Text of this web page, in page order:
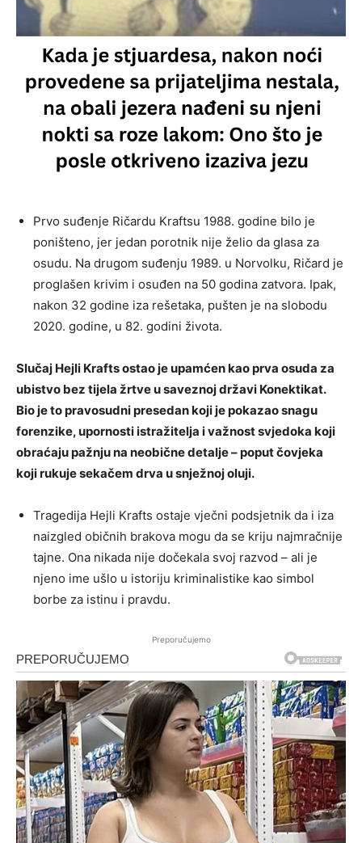
Prvo suđenje Ričardu Kraftsu 1988. godine bilo je
poništeno, jer jedan porotnik nije želio da glasa za
osudu. Na drugom suđenju 1989. u Norvolku, Ričard je
proglašen krivim i osuđen na 50 godina zatvora. Ipak,
nakon 32 godine iza rešetaka, pušten je na slobodu
2020. godine, u 82. godini života.
Slučaj Hejli Krafts ostao je upamćen kao prva osuda za
ubistvo bez tijela žrtve u saveznoj državi Konektikat.
Bio je to pravosudni presedan koji je pokazao snagu
forenzike, upornosti istražitelja i važnost svjedoka koji
obraćaju pažnju na neobične detalje – poput čovjeka
koji rukuje sekačem drva u snježnoj oluji.
Tragedija Hejli Krafts ostaje vječni podsjetnik da i iza
naizgled običnih brakova mogu da se kriju najmračnije
tajne. Ona nikada nije dočekala svoj razvod – ali je
njeno ime ušlo u istoriju kriminalistike kao simbol
borbe za istinu i pravdu.
Preporučujemo